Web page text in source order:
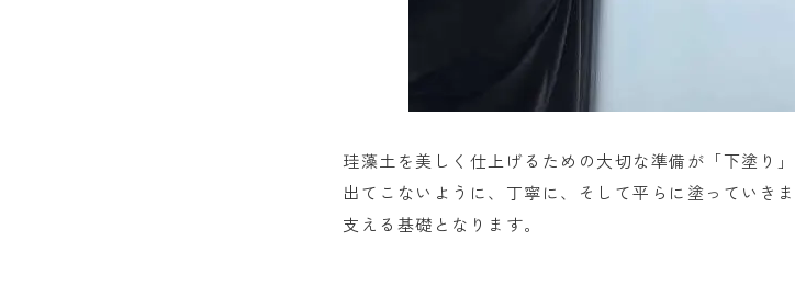
珪藻土を美しく仕上げるための大切な準備が「下塗り
出てこないように、丁寧に、そして平らに塗っていき
支える基礎となります。